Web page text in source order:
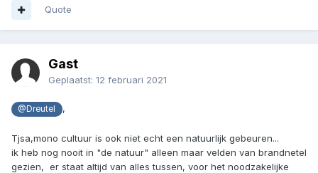
Quote
Gast
Geplaatst: 12 februari 2021
@Dreutel ,
Tjsa,mono cultuur is ook niet echt een natuurlijk gebeuren...
ik heb nog nooit in "de natuur" alleen maar velden van brandnetel
gezien, er staat altijd van alles tussen, voor het noodzakelijke